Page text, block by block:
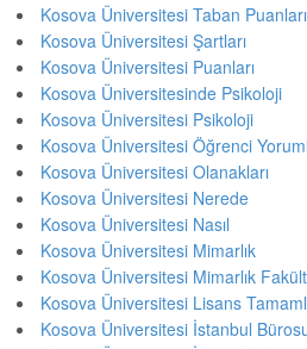
Kosova Üniversitesi Taban Puanları
Kosova Üniversitesi Şartları
Kosova Üniversitesi Puanları
Kosova Üniversitesinde Psikoloji
Kosova Üniversitesi Psikoloji
Kosova Üniversitesi Öğrenci
Kosova Üniversitesi Olanakları
Kosova Üniversitesi Nerede
Kosova Üniversitesi Nasıl
Kosova Üniversitesi Mimarlık
Kosova Üniversitesi Mimarlık
Kosova Üniversitesi Lisans
Kosova Üniversitesi İstanbul